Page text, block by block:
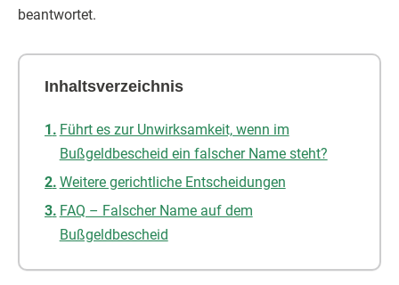
beantwortet.
Inhaltsverzeichnis
Führt es zur Unwirksamkeit, wenn im
Bußgeldbescheid ein falscher Name steht?
Weitere gerichtliche Entscheidungen
FAQ – Falscher Name auf dem
Bußgeldbescheid